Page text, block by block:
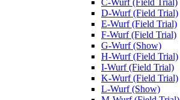
C-Wurf (Field Trial)
D-Wurf (Field Trial)
E-Wurf (Field Trial)
F-Wurf (Field Trial)
G-Wurf (Show)
H-Wurf (Field Trial)
I-Wurf (Field Trial)
K-Wurf (Field Trial)
L-Wurf (Show)